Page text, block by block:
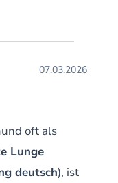
07.03.2026
oft als
Lunge
deutsch), ist